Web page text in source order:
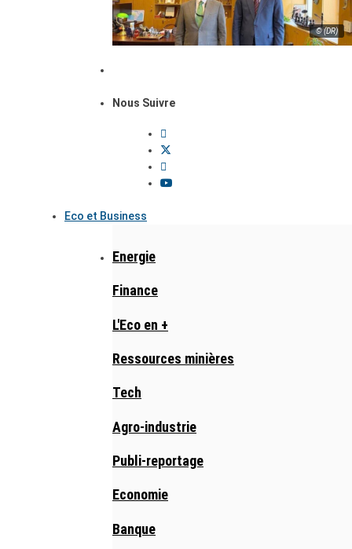
© (DR)
Nous Suivre
Eco et Business
Energie
Finance
L'Eco en +
Ressources minières
Tech
Agro-industrie
Publi-reportage
Economie
Banque